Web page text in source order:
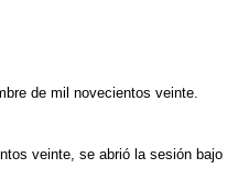
de mil novecientos veinte.
veinte, se abrió la sesión